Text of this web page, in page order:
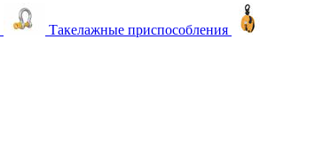
Такелажные приспособления